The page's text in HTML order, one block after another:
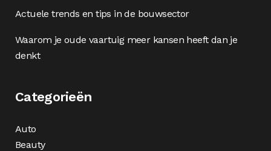
Actuele trends en tips in de bouwsector
Waarom je oude vaartuig meer kansen heeft dan je
denkt
Categorieën
Auto
Beauty